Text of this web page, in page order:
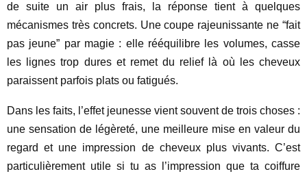
de suite un air plus frais, la réponse tient à quelques
mécanismes très concrets. Une coupe rajeunissante ne “fait
pas jeune” par magie : elle rééquilibre les volumes, casse
les lignes trop dures et remet du relief là où les cheveux
paraissent parfois plats ou fatigués.
Dans les faits, l’effet jeunesse vient souvent de trois choses :
une sensation de légèreté, une meilleure mise en valeur du
regard et une impression de cheveux plus vivants. C’est
particulièrement utile si tu as l’impression que ta coiffure